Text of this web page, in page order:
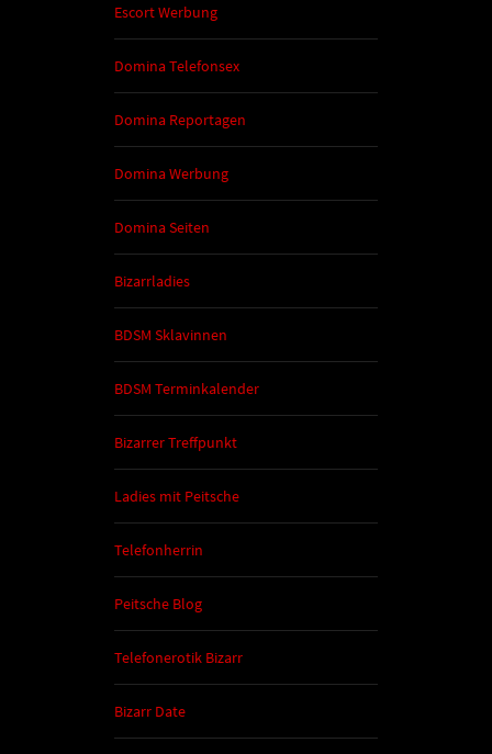
Escort Werbung
Domina Telefonsex
Domina Reportagen
Domina Werbung
Domina Seiten
Bizarrladies
BDSM Sklavinnen
BDSM Terminkalender
Bizarrer Treffpunkt
Ladies mit Peitsche
Telefonherrin
Peitsche Blog
Telefonerotik Bizarr
Bizarr Date